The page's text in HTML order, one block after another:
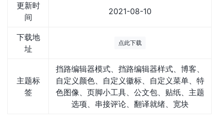
更新时
间
2021-08-10
下载地
址
点此下载
主题标
签
挡路编辑器模式、挡路编辑器样式、博客、
自定义颜色、自定义徽标、自定义菜单、特
色图像、页脚小工具、公文包、贴纸、主题
选项、串接评论、翻译就绪、宽块